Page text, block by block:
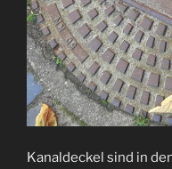
Kanaldeckel sind in